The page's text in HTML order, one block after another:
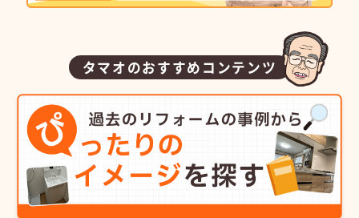
タマオのおすすめコンテンツ